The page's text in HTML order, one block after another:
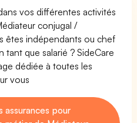
vos différentes activités
conjugal /
êtes indépendants ou chef
tant que salarié ? SideCare
dédiée à toutes les
vous
assurances pour